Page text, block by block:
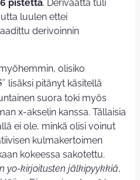
6 pistettä. Derivaatta tuli
luulen ettei
derivoinnin
olisiko
∘ lisäksi pitänyt käsitellä
suora toki myös
x-akselin kanssa. Tällaisia
ei ole, minkä olisi voinut
kulmakertoimen
kokeessa sakotettu.
yo-kirjoitusten jälkipyykkiä,